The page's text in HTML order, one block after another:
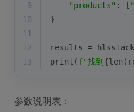
9
"products" : [
10
}
11
12
results =
13
print (f"找到 {len
参数说明表：